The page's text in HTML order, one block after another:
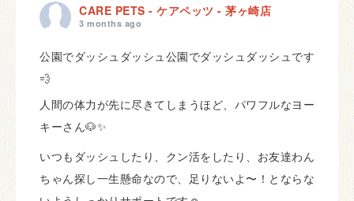
CARE PETS - ケアペッツ - 茅ヶ崎店
3 months ago
公園でダッシュダッシュ公園でダッシュダッシュです
💨
人間の体力が先に尽きてしまうほど、パワフルなヨー
キーさん🐶✨
いつもダッシュしたり、クン活をしたり、お友達わん
ちゃん探し一生懸命なので、足りないよ〜！とならな